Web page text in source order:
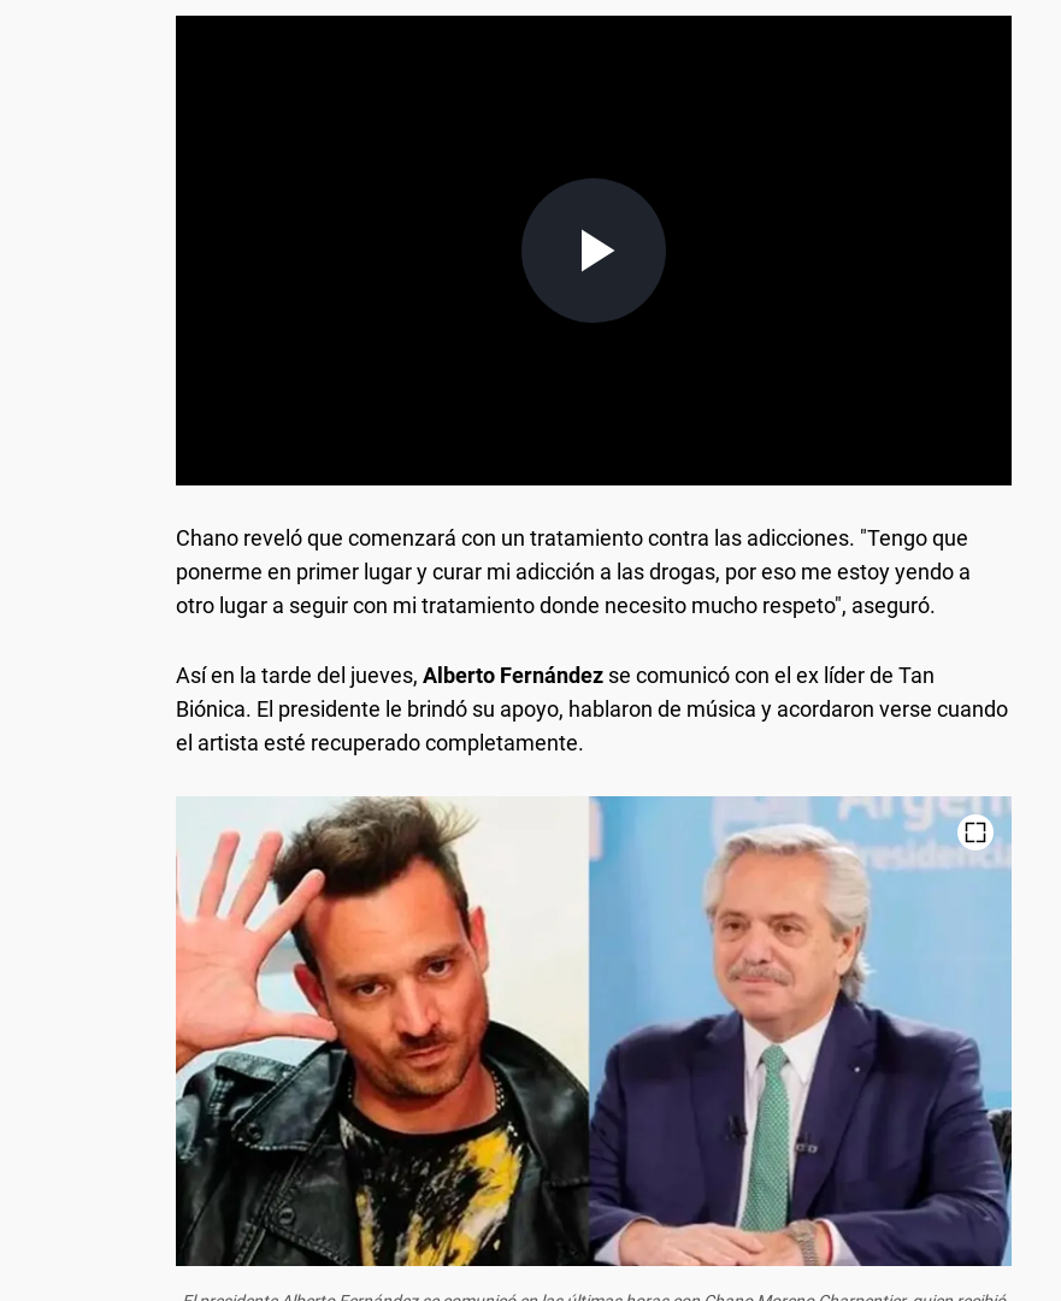
Chano reveló que comenzará con un tratamiento contra las adicciones. "Tengo que
ponerme en primer lugar y curar mi adicción a las drogas, por eso me estoy yendo a
otro lugar a seguir con mi tratamiento donde necesito mucho respeto", aseguró.
Así en la tarde del jueves, Alberto Fernández se comunicó con el ex líder de Tan
Biónica. El presidente le brindó su apoyo, hablaron de música y acordaron verse cuando
el artista esté recuperado completamente.